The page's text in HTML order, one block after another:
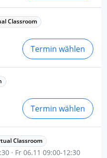
Classroom
Termin wählen
Termin wählen
Classroom
· Fr 06.11 09:00-12:30